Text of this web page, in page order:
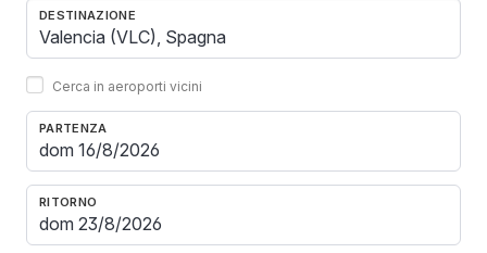
DESTINAZIONE
Cerca in aeroporti vicini
PARTENZA
RITORNO